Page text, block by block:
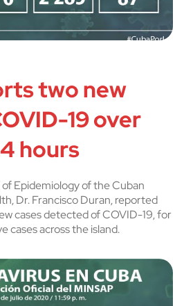
two new
19 over
hours
Epidemiology of the Cuban
Dr. Francisco Duran, reported
cases detected of COVID-19, for
cases across the island.